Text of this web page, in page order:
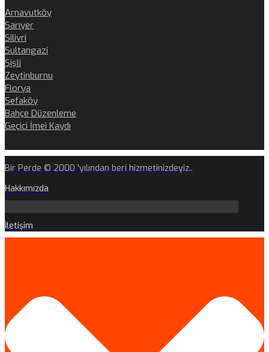
Arnavutköy
Sarıyer
Silivri
Sultangazi
Şişli
Zeytinburnu
Florya
Sefaköy
Bahçe Düzenleme
Geçici İmei Kaydı
Bir Perde © 2000 'yılından beri hizmetinizdeyiz..
Hakkımızda
İletişim